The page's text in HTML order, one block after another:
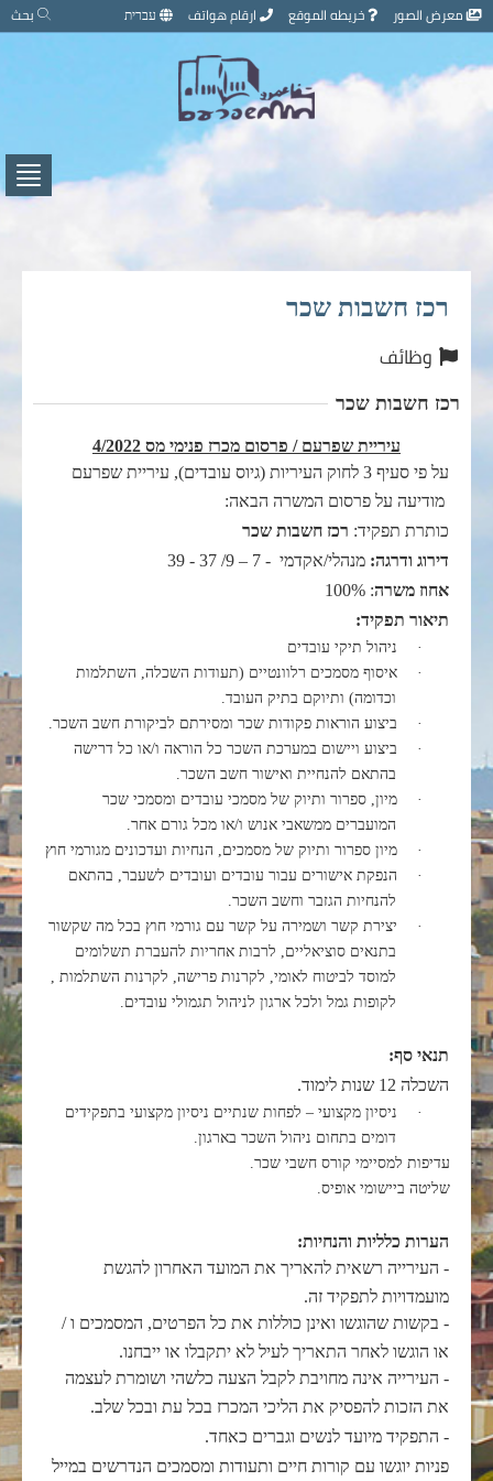
تخطي
إلى
الصفحة
معرض الصور خريطه الموقع ارقام هواتف עברית بحث
لفتح
רכז חשבות שכר
وظائف
רכז חשבות שכר
עיריית שפרעם / פרסום מכרז פנימימס 4/2022
על פי סעיף 3 לחוק העיריות (גיוס עובדים), עיריית שפרעם
מודיעה על פרסום המשרה הבאה:
כותרת תפקיד: רכז חשבות שכר
דירוג ודרגה:מנהלי/אקדמי - 7 – 9/ 37 - 39
אחוז משרה: 100%
תיאור תפקיד:
·
ניהול תיקי עובדים
·
איסוף מסמכים רלוונטיים (תעודות השכלה, השתלמות
וכדומה) ותיוקם בתיק העובד.
·
ביצוע הוראות פקודות שכר ומסירתם לביקורת חשב השכר.
·
ביצוע ויישום במערכת השכר כל הוראה ו/או כל דרישה
בהתאם להנחיית ואישור חשב השכר.
·
מיון, ספרור ותיוק של מסמכי עובדים ומסמכי שכר
המועברים ממשאבי אנוש ו/או מכל גורם אחר.
·
מיון ספרור ותיוק של מסמכים, הנחיות ועדכונים מגורמי חוץ
·
הנפקת אישורים עבור עובדים ועובדים לשעבר, בהתאם
להנחיות הגזבר וחשב השכר.
·
יצירת קשר ושמירה על קשר עם גורמי חוץ בכל מה שקשור
בתנאים סוציאליים, לרבות אחריות להעברת תשלומים
למוסד לביטוח לאומי, לקרנות פרישה, לקרנות השתלמות ,
לקופות גמל ולכל ארגון לניהול תגמולי עובדים.
תנאי סף:
השכלה 12 שנות לימוד.
·
ניסיון מקצועי – לפחות שנתיים ניסיון מקצועי בתפקידים
דומים בתחום ניהול השכר בארגון.
·
עדיפות למסיימי קורס חשבי שכר.
·
שליטה ביישומי אופיס.
הערות כלליות והנחיות:
- העירייה רשאית להאריך את המועד האחרון להגשת
מועמדויות לתפקיד זה.
- בקשות שהוגשו ואינן כוללות את כל הפרטים, המסמכים ו /
או הוגשו לאחר התאריך לעיל לא יתקבלו או ייבחנו.
- העירייה אינה מחויבת לקבל הצעה כלשהי ושומרת לעצמה
את הזכות להפסיק את הליכי המכרז בכל עת ובכל שלב.
- התפקיד מיועד לנשים וגברים כאחד.
פניות יוגשו עם קורות חיים ותעודות ומסמכים הנדרשים במייל